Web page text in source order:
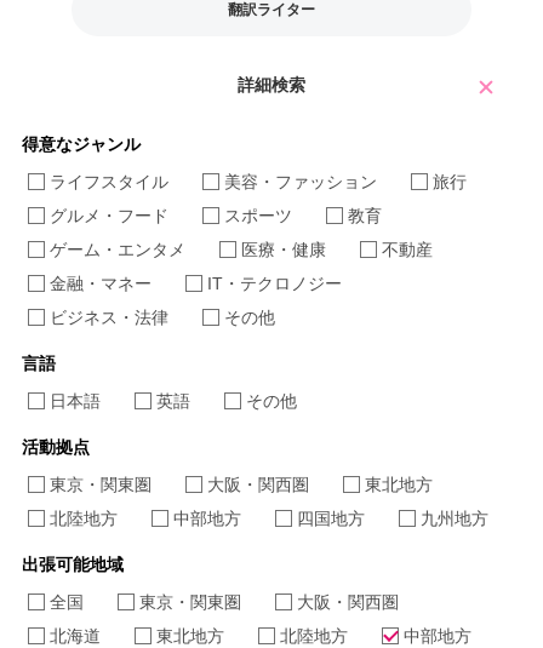
翻訳ライター
詳細検索
得意なジャンル
ライフスタイル
美容・ファッション
旅行
グルメ・フード
スポーツ
教育
ゲーム・エンタメ
医療・健康
不動産
金融・マネー
IT・テクロノジー
ビジネス・法律
その他
言語
日本語
英語 その他
活動拠点
東京・関東圏
大阪・関西圏
東北地方
北陸地方
中部地方 四国地方 九州地方
出張可能地域
全国
東京・関東圏
大阪・関西圏
北海道
東北地方 北陸地方
中部地方